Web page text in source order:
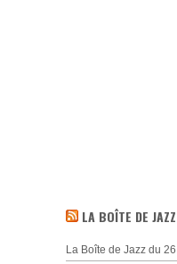
LA BOÎTE DE JAZZ
La Boîte de Jazz du